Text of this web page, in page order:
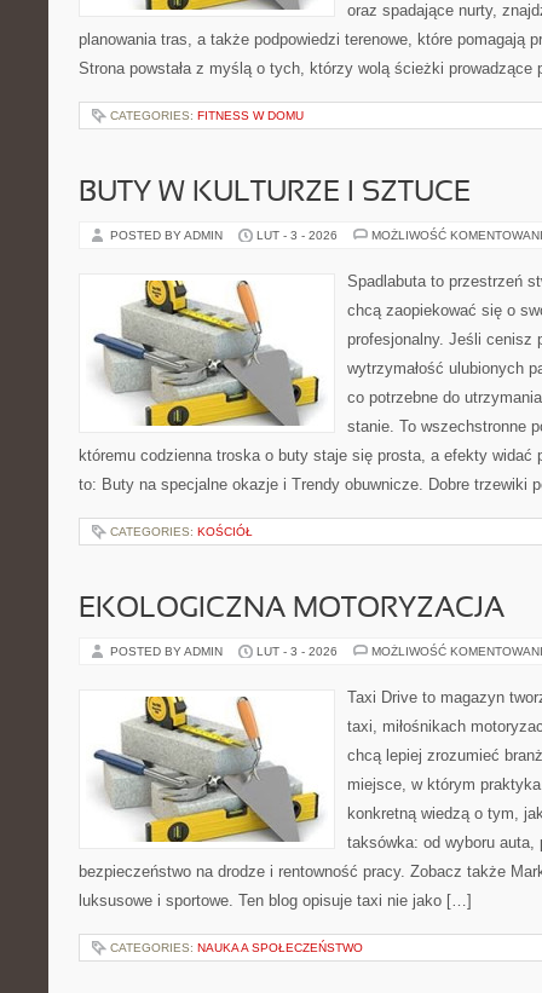
oraz spadające nurty,
planowania tras, a także podpowiedzi terenowe, które pomagają
Strona powstała z myślą o tych, którzy wolą ścieżki
CATEGORIES: FITNESS W DOMU
BUTY W KULTURZE I SZTUCE
POSTED BY ADMIN LUT - 3 - 2026 MOŻLIWOŚĆ
Spadlabuta to przestrzeń
chcą zaopiekować się o
profesjonalny. Jeśli cenisz
wytrzymałość ulubionych
co potrzebne do
stanie. To wszechstronne
któremu codzienna troska o buty staje się prosta, a efekty widać
to: Buty na specjalne okazje i Trendy obuwnicze. Dobre trzewiki
CATEGORIES: KOŚCIÓŁ
EKOLOGICZNA MOTORYZACJA
POSTED BY ADMIN LUT - 3 - 2026 MOŻLIWOŚĆ
Taxi Drive to magazyn
taxi, miłośnikach
chcą lepiej zrozumieć
miejsce, w którym
konkretną wiedzą o tym,
taksówka: od wyboru auta,
bezpieczeństwo na drodze i rentowność pracy. Zobacz także
luksusowe i sportowe. Ten blog opisuje taxi nie jako […]
CATEGORIES: NAUKA A SPOŁECZEŃSTWO